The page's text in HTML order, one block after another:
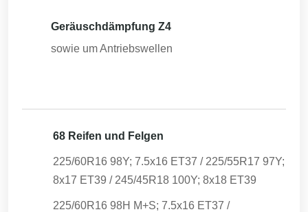
Geräuschdämpfung Z4
sowie um Antriebswellen
68 Reifen und Felgen
225/60R16 98Y; 7.5x16 ET37 / 225/55R17 97Y;
8x17 ET39 / 245/45R18 100Y; 8x18 ET39
225/60R16 98H M+S; 7.5x16 ET37 /